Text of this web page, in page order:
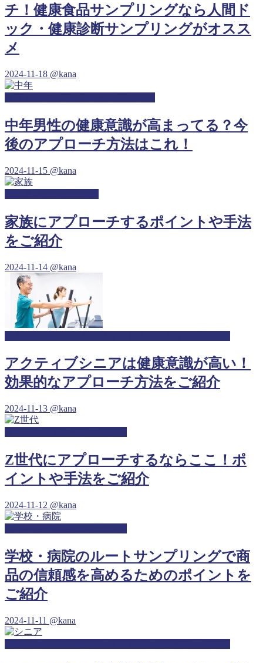
チ！健康食品サンプリングなら人間ド
ック・健康診断サンプリングがオスス
メ
2024-11-18 @kana
中年男性の健康意識が高まってる？今
後のアプローチ方法はこれ！
2024-11-15 @kana
家族にアプローチするポイントや手法
をご紹介
2024-11-14 @kana
アクティブシニアは健康意識が高い！
効果的なアプローチ方法をご紹介
2024-11-13 @kana
Z世代にアプローチするならここ！ポ
イントや手法をご紹介
2024-11-12 @kana
学校・病院のルートサンプリングで商
品の信頼感を高めるためのポイントを
ご紹介
2024-11-11 @kana